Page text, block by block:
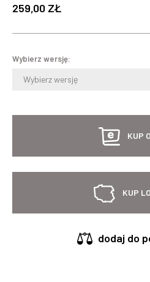
259,00 ZŁ
Wybierz wersję:
Wybierz wersję
KUP
KUP
dodaj do